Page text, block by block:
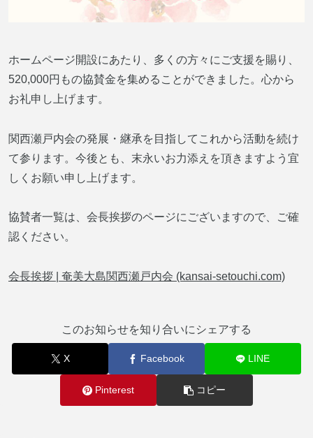
ホームページ開設にあたり、多くの方々にご支援を賜り、
520,000円もの協賛金を集めることができました。心から
お礼申し上げます。
関西瀬戸内会の発展・継承を目指してこれから活動を続け
て参ります。今後とも、末永いお力添えを頂きますよう宜
しくお願い申し上げます。
協賛者一覧は、会長挨拶のページにございますので、ご確
認ください。
会長挨拶 | 奄美大島関西瀬戸内会 (kansai-setouchi.com)
このお知らせを知り合いにシェアする
X Facebook LINE
Pinterest コピー